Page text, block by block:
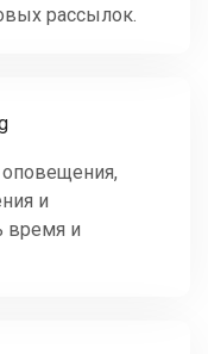
рассылок.
оповещения,
и
время и